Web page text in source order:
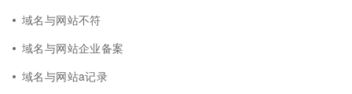
域名与网站不符
域名与网站企业备案
域名与网站a记录